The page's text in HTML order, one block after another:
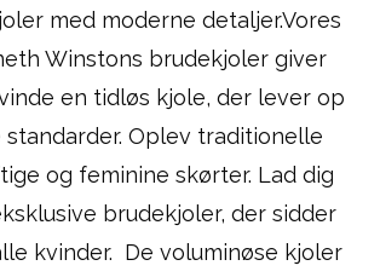
med moderne detaljer.Vores
Winstons brudekjoler giver
en tidløs kjole, der lever op
Oplev traditionelle
og feminine skørter. Lad dig
brudekjoler, der sidder
kvinder. De voluminøse kjoler